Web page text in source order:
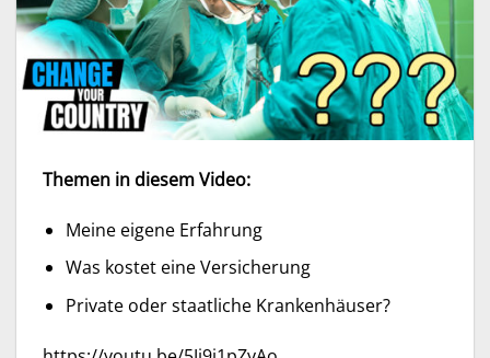
Themen in diesem Video:
Meine eigene Erfahrung
Was kostet eine Versicherung
Private oder staatliche Krankenhäuser?